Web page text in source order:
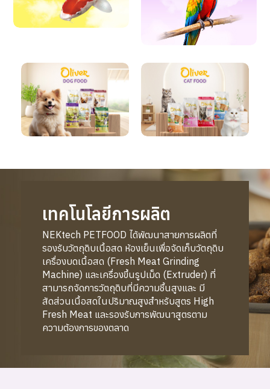
เทคโนโลยีการผลิต
NEKtech PETFOOD ได้พัฒนาสายการผลิตที่
รองรับวัตถุดิบเนื้อสด ห้องเย็นเพื่อจัดเก็บวัตถุดิบ
เครื่องบดเนื้อสด (Fresh Meat Grinding
Machine) และเครื่องขึ้นรูปเม็ด (Extruder) ที่
สามารถจัดการวัตถุดิบที่มีความชื้นสูงและ มี
สัดส่วนเนื้อสดในปริมาณสูงสำหรับสูตร High
Fresh Meat และรองรับการพัฒนาสูตรตาม
ความต้องการของตลาด